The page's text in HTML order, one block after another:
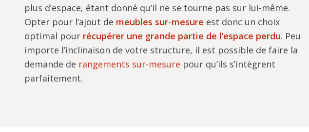
plus d’espace, étant donné qu’il ne se tourne pas sur lui-même.
Opter pour l’ajout de meubles sur-mesure est donc un choix
optimal pour récupérer une grande partie de l’espace perdu. Peu
importe l’inclinaison de votre structure, il est possible de faire la
demande de rangements sur-mesure pour qu’ils s’intègrent
parfaitement.